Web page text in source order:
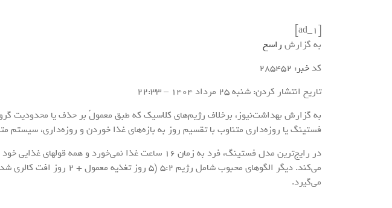
[ad_1]
به گزارش راسخ
کدخبر: 285452
تاریخ انتشار کردن: شنبه 25 مرداد 1404 – 22:33
به گزارش بهداشت‌نیوز، برخلاف رژیم‌های کلاسیک که طبق معمولً بر حذف یا محدودیت
فستینگ یا روزه‌داری متناوب با تقسیم روز به بازه‌های غذا خوردن و روزه‌داری، سیستم
می‌کند. دیگر الگوهای محبوب شامل رژیم
می‌گیرد.